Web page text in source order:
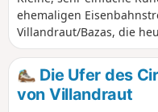
ehemaligen
Villandraut/Bazas, die
asphaltierter Radweg
für Kinder ab 6 Jahren.
weitgehend befahrbar,
Abschnitt ist unbefestigt.
Die Ufer des
von Villandraut